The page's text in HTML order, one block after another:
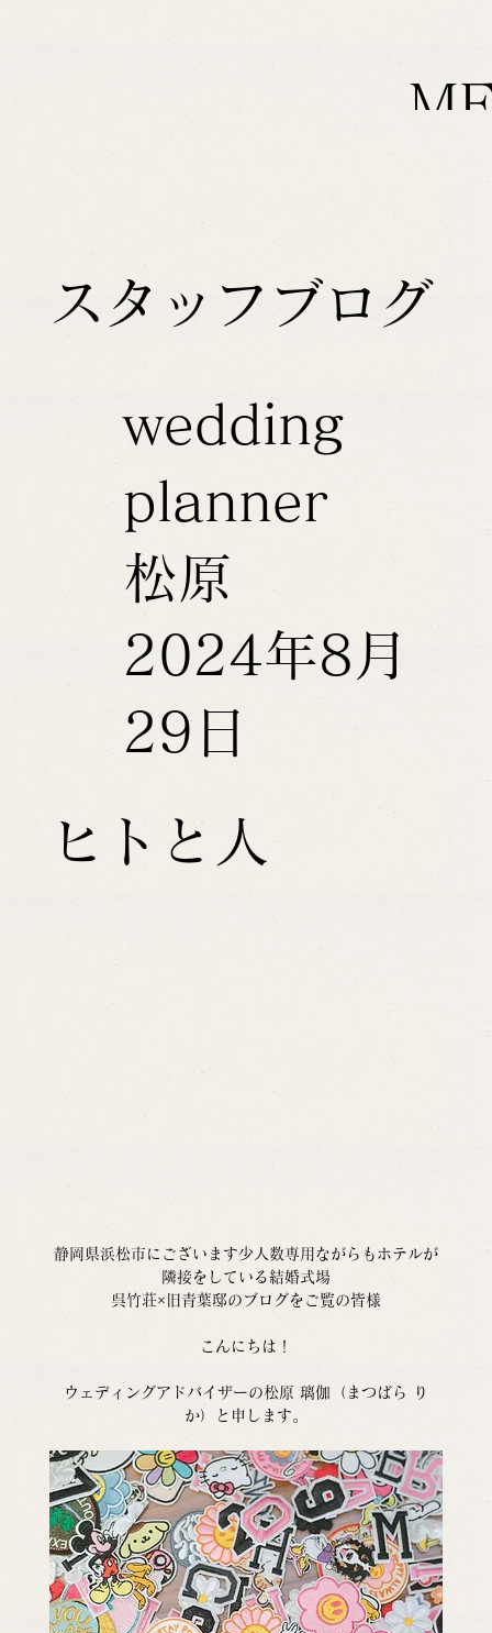
スタッフブログ
ヒトと人
wedding
planner
松原
2024年8月
29日
静岡県浜松市にございます少人数専用ながらもホテルが
隣接をしている結婚式場
呉竹荘×旧青葉邸のブログをご覧の皆様
こんにちは！
ウェディングアドバイザーの松原 璃伽（まつばら り
か）と申します。